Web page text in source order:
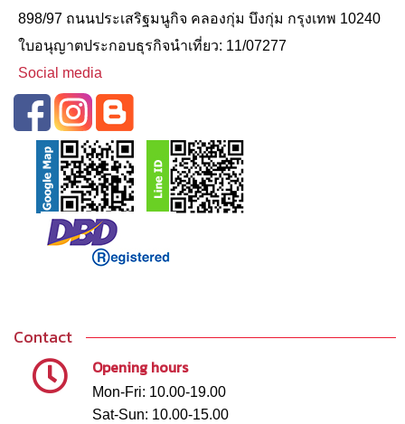
898/97 ถนนประเสริฐมนูกิจ คลองกุ่ม บึงกุ่ม กรุงเทพ 10240
ใบอนุญาตประกอบธุรกิจนําเที่ยว: 11/07277
Social media
Contact
Opening hours
Mon-Fri: 10.00-19.00
Sat-Sun: 10.00-15.00